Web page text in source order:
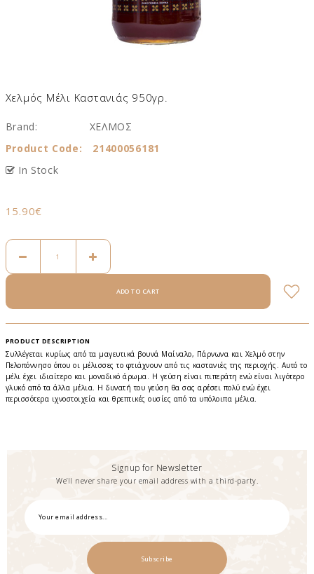
Χελμός Μέλι Καστανιάς 950γρ.
Brand:
ΧΕΛΜΟΣ
Product Code:
21400056181
In Stock
15.90€
PRODUCT DESCRIPTION
Συλλέγεται κυρίως από τα μαγευτικά βουνά Mαίναλο, Πάρνωνα και Xελμό στην
Πελοπόννησο όπου οι μέλισσες το φτιάχνουν από τις καστανιές της περιοχής. Αυτό το
μέλι έχει ιδιαίτερο και μοναδικό άρωμα. Η γεύση είναι πιπεράτη ενώ είναι λιγότερο
γλυκό από τα άλλα μέλια. Η δυνατή του γεύση θα σας αρέσει πολύ ενώ έχει
περισσότερα ιχνοστοιχεία και θρεπτικές ουσίες από τα υπόλοιπα μέλια.
Signup for Newsletter
We’ll never share your email address with a third-party.
Subscribe